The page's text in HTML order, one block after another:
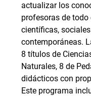
actualizar los
profesoras de
científicas,
contemporáneas.
8 títulos de
Naturales, 8 de
didácticos con
Este programa